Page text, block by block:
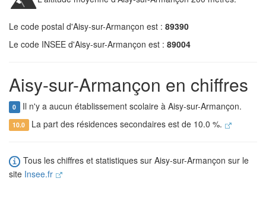
Le code postal d'Aisy-sur-Armançon est : 89390
Le code INSEE d'Aisy-sur-Armançon est : 89004
Aisy-sur-Armançon en chiffres
0 Il n'y a aucun établissement scolaire à Aisy-sur-Armançon.
10.0 La part des résidences secondaires est de 10.0 %.
Tous les chiffres et statistiques sur Aisy-sur-Armançon sur le
site Insee.fr